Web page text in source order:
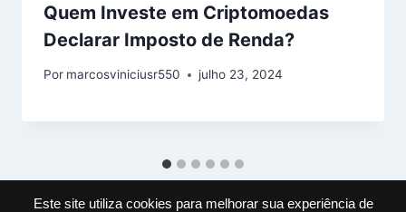
Este site utiliza cookies para melhorar sua experiência de
Quem Investe em Criptomoedas
Declarar Imposto de Renda?
Por marcosviniciusr550 julho 23, 2024